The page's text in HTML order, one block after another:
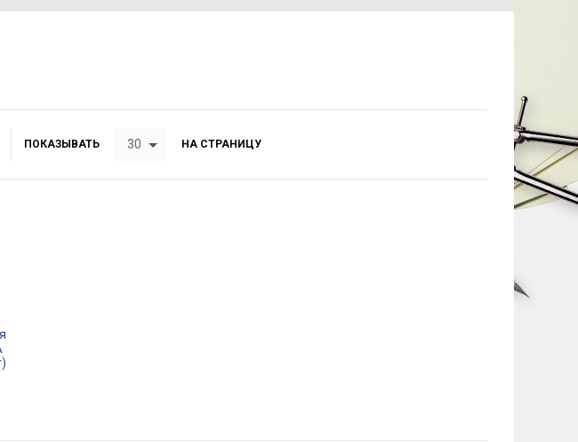
ПОКАЗЫВАТЬ 30 НА СТРАНИЦУ